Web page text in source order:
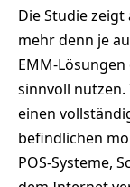
Die Studie
mehr denn je
EMM-
sinnvoll nutzen.
einen
befindlichen
POS-Systeme,